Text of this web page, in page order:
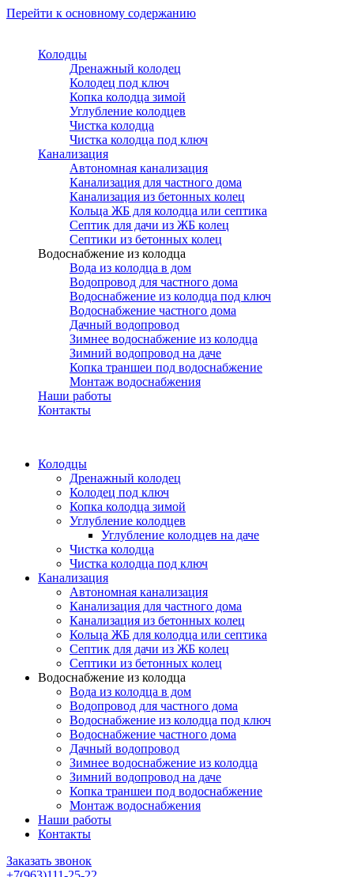
Перейти к основному содержанию
Колодцы
Дренажный колодец
Колодец под ключ
Копка колодца зимой
Углубление колодцев
Чистка колодца
Чистка колодца под ключ
Канализация
Автономная канализация
Канализация для частного дома
Канализация из бетонных колец
Кольца ЖБ для колодца или септика
Септик для дачи из ЖБ колец
Септики из бетонных колец
Водоснабжение из колодца
Вода из колодца в дом
Водопровод для частного дома
Водоснабжение из колодца под ключ
Водоснабжение частного дома
Дачный водопровод
Зимнее водоснабжение из колодца
Зимний водопровод на даче
Копка траншеи под водоснабжение
Монтаж водоснабжения
Наши работы
Контакты
Колодцы
Дренажный колодец
Колодец под ключ
Копка колодца зимой
Углубление колодцев
Углубление колодцев на даче
Чистка колодца
Чистка колодца под ключ
Канализация
Автономная канализация
Канализация для частного дома
Канализация из бетонных колец
Кольца ЖБ для колодца или септика
Септик для дачи из ЖБ колец
Септики из бетонных колец
Водоснабжение из колодца
Вода из колодца в дом
Водопровод для частного дома
Водоснабжение из колодца под ключ
Водоснабжение частного дома
Дачный водопровод
Зимнее водоснабжение из колодца
Зимний водопровод на даче
Копка траншеи под водоснабжение
Монтаж водоснабжения
Наши работы
Контакты
Заказать звонок